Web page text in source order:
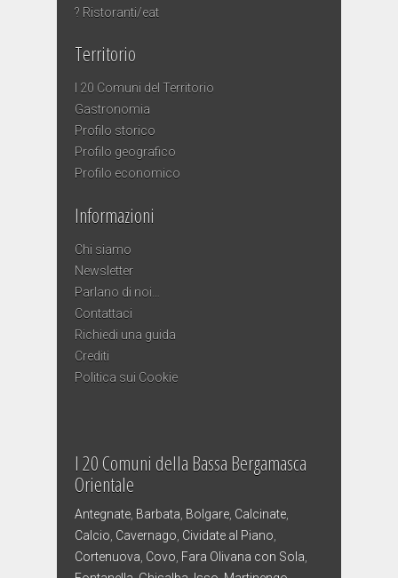
? Ristoranti/eat
Territorio
I 20 Comuni del Territorio
Gastronomia
Profilo storico
Profilo geografico
Profilo economico
Informazioni
Chi siamo
Newsletter
Parlano di noi…
Contattaci
Richiedi una guida
Crediti
Politica sui Cookie
I 20 Comuni della Bassa Bergamasca
Orientale
Antegnate Barbata Bolgare Calcinate
Calcio Cavernago Cividate al Piano
Cortenuova Covo Fara Olivana con Sola